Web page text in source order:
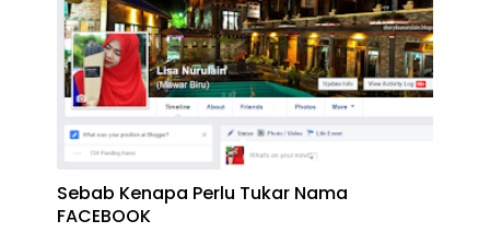
Sebab Kenapa Perlu Tukar Nama
FACEBOOK